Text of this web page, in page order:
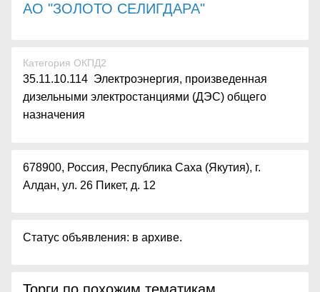
АО "ЗОЛОТО СЕЛИГДАРА"
Категория ОКПД2
35.11.10.114 Электроэнергия, произведенная
дизельными электростанциями (ДЭС) общего
назначения
678900, Россия, Республика Саха (Якутия), г.
Алдан, ул. 26 Пикет, д. 12
Статус объявления: в архиве.